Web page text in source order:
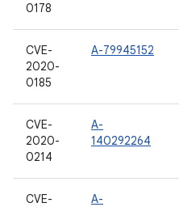
0178
CVE-
2020-
0185
A-79945152
CVE-
2020-
0214
A-
140292264
CVE-
A-